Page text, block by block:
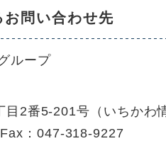
お問い合わせ先
ループ
2番5-201号（いちかわ
Fax：047-318-9227